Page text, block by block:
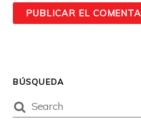
BÚSQUEDA